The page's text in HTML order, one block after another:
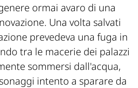
ormai avaro di una
Una volta salvati
prevedeva una fuga in
tra le macerie dei palazzi
sommersi dall'acqua,
intento a sparare da